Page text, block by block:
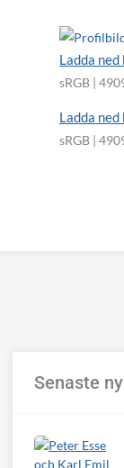
Ladda
sRGB |
Ladda
sRGB |
Senaste